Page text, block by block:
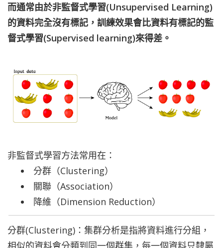
而通常由於非監督式學習(Unsupervised Learning)
的資料完全沒有標記，訓練效果會比資料有標記的監
督式學習(Supervised learning)來得差。
非監督式學習方法常用在：
分群（Clustering）
關聯（Association）
降維（Dimension Reduction）
分群(Clustering)：集群分析是指將資料進行分組，